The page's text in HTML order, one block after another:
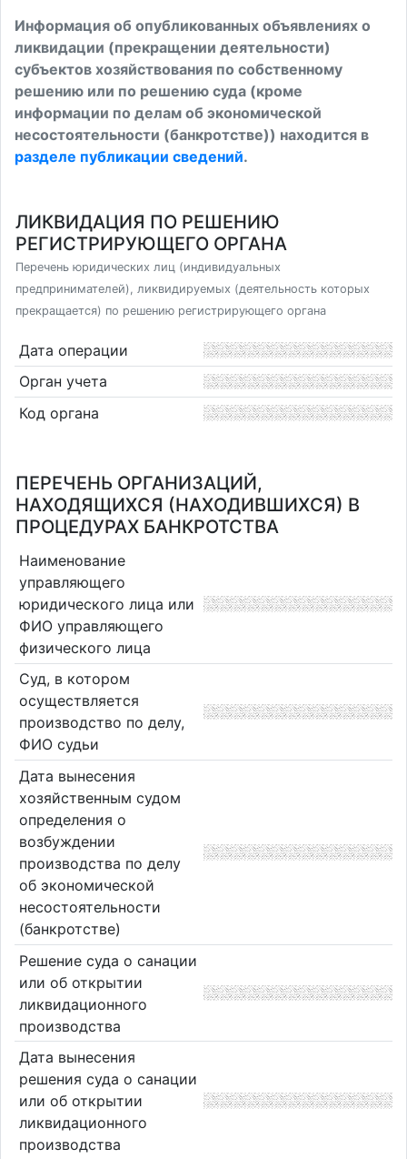
Информация об опубликованных объявлениях о
ликвидации (прекращении деятельности)
субъектов хозяйствования по собственному
решению или по решению суда (кроме
информации по делам об экономической
несостоятельности (банкротстве)) находится в
разделе публикации сведений.
ЛИКВИДАЦИЯ ПО РЕШЕНИЮ
РЕГИСТРИРУЮЩЕГО ОРГАНА
Перечень юридических лиц (индивидуальных
предпринимателей), ликвидируемых (деятельность которых
прекращается) по решению регистрирующего органа
Дата операции
Орган учета
Код органа
ПЕРЕЧЕНЬ ОРГАНИЗАЦИЙ,
НАХОДЯЩИХСЯ (НАХОДИВШИХСЯ) В
ПРОЦЕДУРАХ БАНКРОТСТВА
Наименование
управляющего
юридического лица или
ФИО управляющего
физического лица
Суд, в котором
осуществляется
производство по делу,
ФИО судьи
Дата вынесения
хозяйственным судом
определения о
возбуждении
производства по делу
об экономической
несостоятельности
(банкротстве)
Решение суда о санации
или об открытии
ликвидационного
производства
Дата вынесения
решения суда о санации
или об открытии
ликвидационного
производства